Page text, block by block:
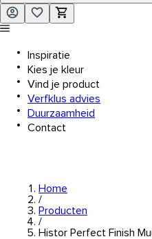
Inspiratie
Kies je kleur
Vind je product
Verfklus advies
Duurzaamheid
Contact
Home
/
Producten
/
Histor Perfect Finish